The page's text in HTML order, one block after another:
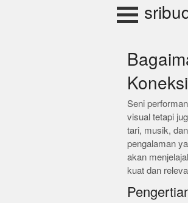
Seni
visual tetapi
tari, musik,
pengalaman
akan
kuat dan